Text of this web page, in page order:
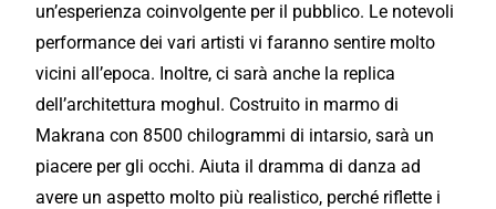
un’esperienza coinvolgente per il pubblico. Le notevoli
performance dei vari artisti vi faranno sentire molto
vicini all’epoca. Inoltre, ci sarà anche la replica
dell’architettura moghul. Costruito in marmo di
Makrana con 8500 chilogrammi di intarsio, sarà un
piacere per gli occhi. Aiuta il dramma di danza ad
avere un aspetto molto più realistico, perché riflette i